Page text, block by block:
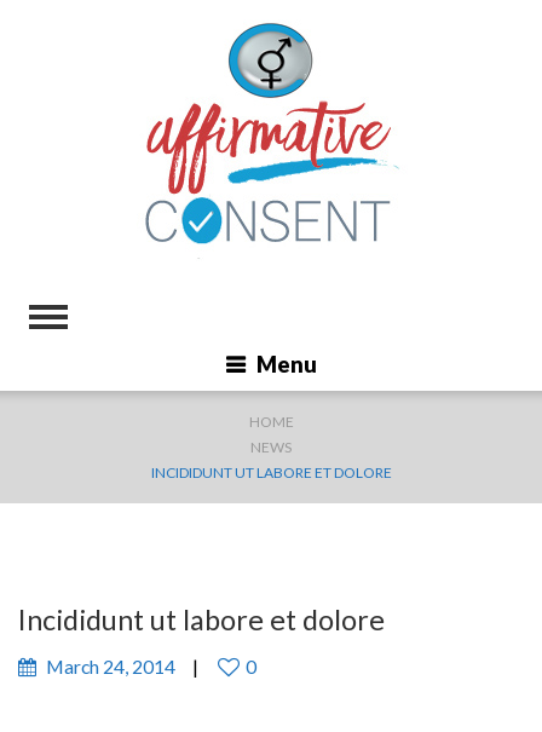
Menu
HOME
NEWS
INCIDIDUNT UT LABORE ET DOLORE
Incididunt ut labore et dolore
March 24, 2014 0